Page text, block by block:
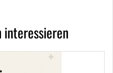
interessieren